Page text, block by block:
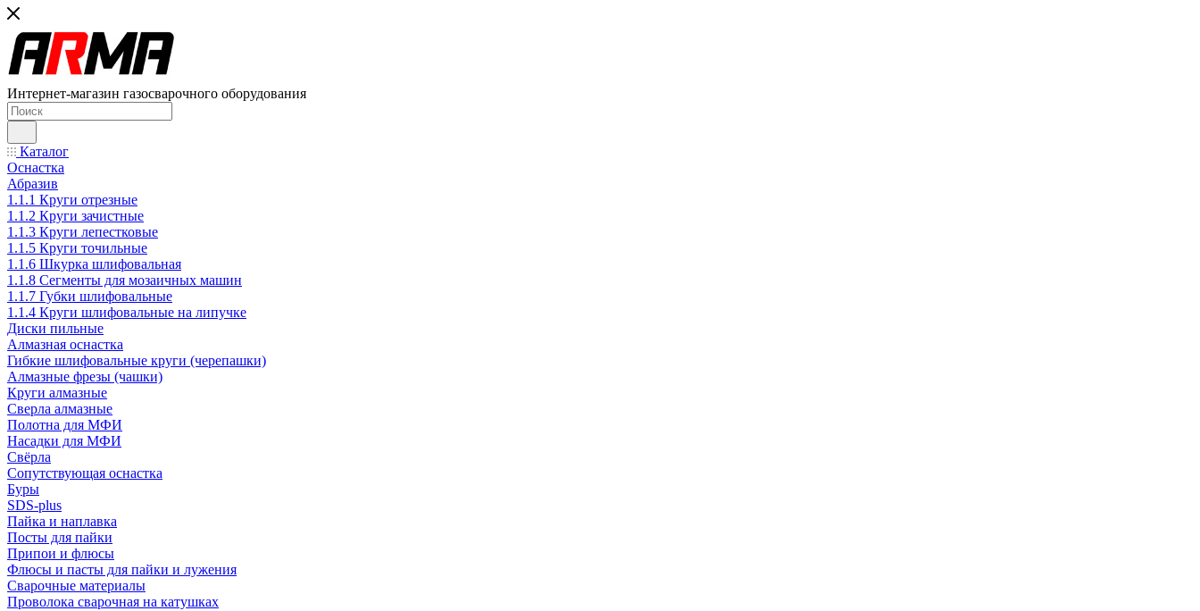
Интернет-магазин газосварочного оборудования
Каталог
Оснастка
Абразив
1.1.1 Круги отрезные
1.1.2 Круги зачистные
1.1.3 Круги лепестковые
1.1.5 Круги точильные
1.1.6 Шкурка шлифовальная
1.1.8 Сегменты для мозаичных машин
1.1.7 Губки шлифовальные
1.1.4 Круги шлифовальные на липучке
Диски пильные
Алмазная оснастка
Гибкие шлифовальные круги (черепашки)
Алмазные фрезы (чашки)
Круги алмазные
Сверла алмазные
Полотна для МФИ
Насадки для МФИ
Свёрла
Сопутствующая оснастка
Буры
SDS-plus
Пайка и наплавка
Посты для пайки
Припои и флюсы
Флюсы и пасты для пайки и лужения
Сварочные материалы
Проволока сварочная на катушках